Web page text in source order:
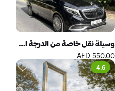
وسيلة نقل خاصة من الدرجة الأولى - مرسيدس مايباخ فئة في كلاس
550.00 AED
4.6